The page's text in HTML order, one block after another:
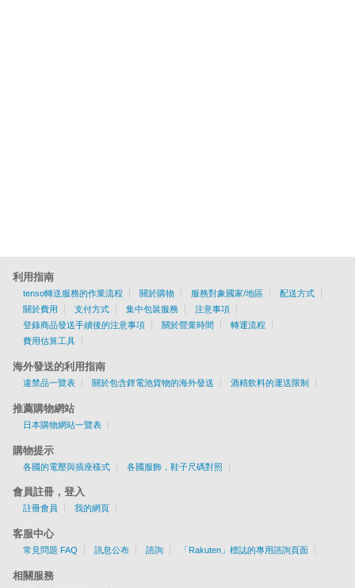
利用指南
tenso轉送服務的作業流程 關於購物 服務對象國家/地區
配送方式
關於費用
支付方式 集中包裝服務
注意事項
登錄商品發送手續後的注意事項
關於營業時間
轉運流程
費用估算工具
海外發送的利用指南
違禁品一覽表 關於包含鋰電池貨物的海外發送 酒精飲料的運送限制
推薦購物網站
日本購物網站一覽表
購物提示
各國的電壓與插座樣式 各國服飾，鞋子尺碼對照
會員註冊，登入
註冊會員 我的網頁
客服中心
常見問題 FAQ 訊息公布 諮詢 「Rakuten」標誌的專用諮詢頁面
相關服務